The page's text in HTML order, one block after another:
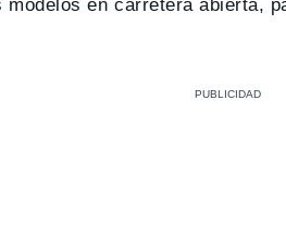
en carretera abierta,